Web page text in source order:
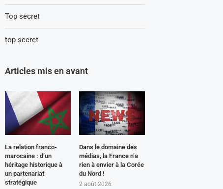
Top secret
top secret
Articles mis en avant
La relation franco-
marocaine : d’un
héritage historique à
un partenariat
stratégique
Dans le domaine des
médias, la France n’a
rien à envier à la Corée
du Nord !
2 août 2026